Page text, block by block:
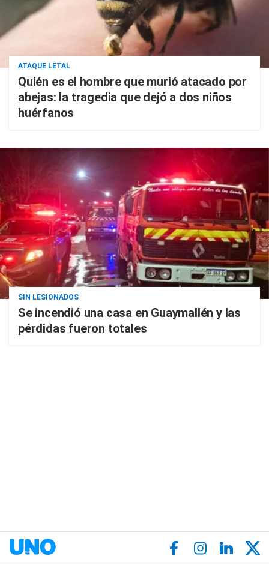
ATAQUE LETAL
Quién es el hombre que murió atacado por
abejas: la tragedia que dejó a dos niños
huérfanos
SIN LESIONADOS
Se incendió una casa en Guaymallén y las
pérdidas fueron totales